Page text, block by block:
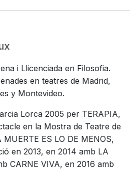
i Llicenciada en Filosofia.
en teatres de Madrid,
y Montevideo.
Lorca 2005 per TERAPIA,
en la Mostra de Teatre de
ES LO DE MENOS,
en 2013, en 2014 amb LA
CARNE VIVA, en 2016 amb